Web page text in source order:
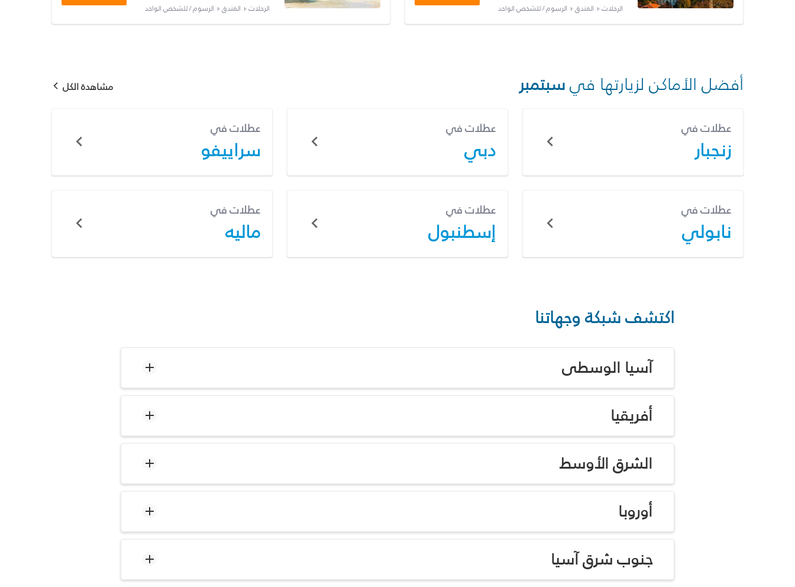
الرحلات + الفندق + الرسوم / للشخص الواحد الرحلات + الفندق + الرسوم / للشخص الواحد
أفضل الأماكن لزيارتها فيسبتمبر مشاهدة الكل
عطلات في
زنجبار
عطلات في
دبي
عطلات في
سراييفو
عطلات في
نابولي
عطلات في
إسطنبول
عطلات في
ماليه
اكتشف شبكة وجهاتنا
آسيا الوسطى
أفريقيا
الشرق الأوسط
أوروبا
جنوب شرق آسيا